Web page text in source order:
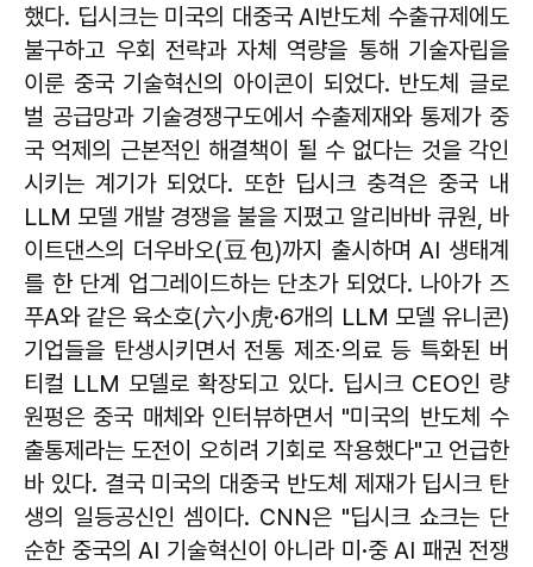
했다. 딥시크는 미국의 대중국 AI반도체 수출규제에도
불구하고 우회 전략과 자체 역량을 통해 기술자립을
이룬 중국 기술혁신의 아이콘이 되었다. 반도체 글로
벌 공급망과 기술경쟁구도에서 수출제재와 통제가 중
국 억제의 근본적인 해결책이 될 수 없다는 것을 각인
시키는 계기가 되었다. 또한 딥시크 충격은 중국 내
LLM 모델 개발 경쟁을 불을 지폈고 알리바바 큐원, 바
이트댄스의 더우바오(豆包)까지 출시하며 AI 생태계
를 한 단계 업그레이드하는 단초가 되었다. 나아가 즈
푸A와 같은 육소호(六小虎·6개의 LLM 모델 유니콘)
기업들을 탄생시키면서 전통 제조∙의료 등 특화된 버
티컬 LLM 모델로 확장되고 있다. 딥시크 CEO인 량
원펑은 중국 매체와 인터뷰하면서 "미국의 반도체 수
출통제라는 도전이 오히려 기회로 작용했다"고 언급한
바 있다. 결국 미국의 대중국 반도체 제재가 딥시크 탄
생의 일등공신인 셈이다. CNN은 "딥시크 쇼크는 단
순한 중국의 AI 기술혁신이 아니라 미·중 AI 패권 전쟁